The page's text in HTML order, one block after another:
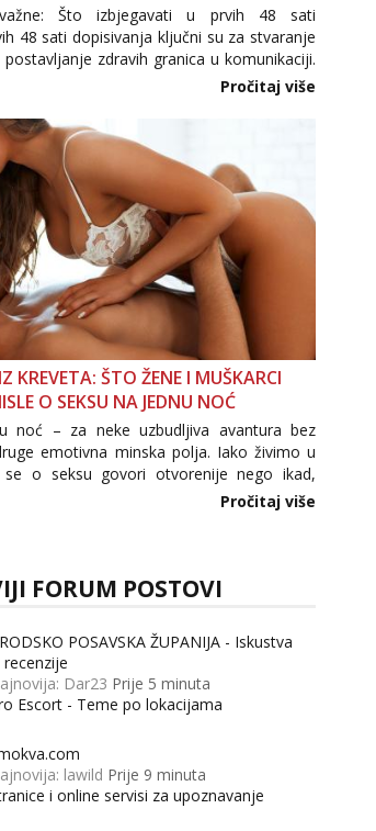
Što izbjegavati u prvih 48 sati
48 sati dopisivanja ključni su za stvaranje
zdravih granica u komunikaciji.
prebrzo otkrivanje osobnih ili intimnih
nepoznata osoba još nije zaslužila to
Pročitaj više
KREVETA: ŠTO ŽENE I MUŠKARCI
O SEKSU NA JEDNU NOĆ
noć – za neke uzbudljiva avantura bez
emotivna minska polja. Iako živimo u
se o seksu govori otvorenije nego ikad,
strasti“ i dalje izaziva burne rasprave. Što
Pročitaj više
FORUM POSTOVI
POSAVSKA ŽUPANIJA - Iskustva
Dar23 Prije 5 minuta
Escort - Teme po lokacijama
lawild Prije 9 minuta
i online servisi za upoznavanje